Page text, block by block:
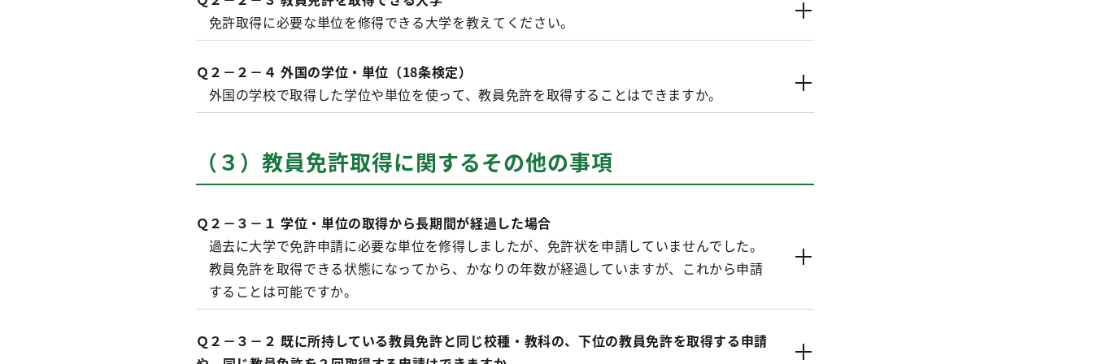
免許取得に必要な単位を修得できる大学を教えてください。
Ｑ２－２－４ 外国の学位・単位（18条検定）
外国の学校で取得した学位や単位を使って、教員免許を取得することはできますか。
（３）教員免許取得に関するその他の事項
Ｑ２－３－１ 学位・単位の取得から長期間が経過した場合
過去に大学で免許申請に必要な単位を修得しましたが、免許状を申請していませんでした。
教員免許を取得できる状態になってから、かなりの年数が経過していますが、これから申請
することは可能ですか。
Ｑ２－３－２ 既に所持している教員免許と同じ校種・教科の、下位の教員免許を取得する申請